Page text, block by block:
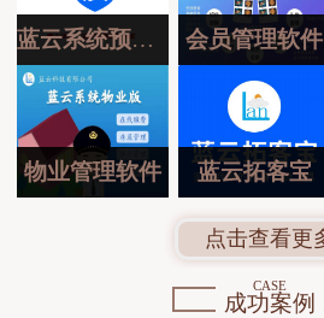
蓝云系统预约版 会员管理软件
物业管理软件 蓝云拓客宝
点击查看更
CASE
成功案例